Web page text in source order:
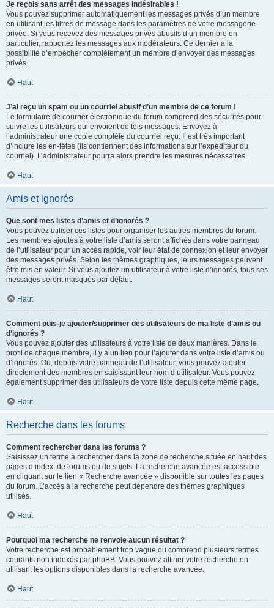
Je reçois sans arrêt des messages indésirables !
Vous pouvez supprimer automatiquement les messages privés d’un membre
en utilisant les filtres de message dans les paramètres de votre messagerie
privée. Si vous recevez des messages privés abusifs d’un membre en
particulier, rapportez les messages aux modérateurs. Ce dernier a la
possibilité d’empêcher complètement un membre d’envoyer des messages
privés.
Haut
J’ai reçu un spam ou un courriel abusif d’un membre de ce forum !
Le formulaire de courrier électronique du forum comprend des sécurités pour
suivre les utilisateurs qui envoient de tels messages. Envoyez à
l’administrateur une copie complète du courriel reçu. Il est très important
d’inclure les en-têtes (ils contiennent des informations sur l’expéditeur du
courriel). L’administrateur pourra alors prendre les mesures nécessaires.
Haut
Amis et ignorés
Que sont mes listes d’amis et d’ignorés ?
Vous pouvez utiliser ces listes pour organiser les autres membres du forum.
Les membres ajoutés à votre liste d’amis seront affichés dans votre panneau
de l’utilisateur pour un accès rapide, voir leur état de connexion et leur envoyer
des messages privés. Selon les thèmes graphiques, leurs messages peuvent
être mis en valeur. Si vous ajoutez un utilisateur à votre liste d’ignorés, tous ses
messages seront masqués par défaut.
Haut
Comment puis-je ajouter/supprimer des utilisateurs de ma liste d’amis ou
d’ignorés ?
Vous pouvez ajouter des utilisateurs à votre liste de deux manières. Dans le
profil de chaque membre, il y a un lien pour l’ajouter dans votre liste d’amis ou
d’ignorés. Ou, depuis votre panneau de l’utilisateur, vous pouvez ajouter
directement des membres en saisissant leur nom d’utilisateur. Vous pouvez
également supprimer des utilisateurs de votre liste depuis cette même page.
Haut
Recherche dans les forums
Comment rechercher dans les forums ?
Saisissez un terme à rechercher dans la zone de recherche située en haut des
pages d’index, de forums ou de sujets. La recherche avancée est accessible
en cliquant sur le lien « Recherche avancée » disponible sur toutes les pages
du forum. L’accès à la recherche peut dépendre des thèmes graphiques
utilisés.
Haut
Pourquoi ma recherche ne renvoie aucun résultat ?
Votre recherche est probablement trop vague ou comprend plusieurs termes
courants non indexés par phpBB. Vous pouvez affiner votre recherche en
utilisant les options disponibles dans la recherche avancée.
Haut